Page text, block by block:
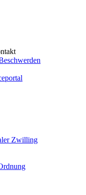
Zwilling